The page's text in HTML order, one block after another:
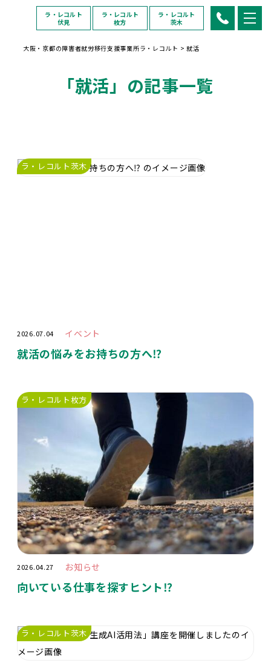
ラ・レコルト
伏見
ラ・レコルト
枚方
ラ・レコルト
茨木
大阪・京都の障害者就労移行支援事業所ラ・レコルト > 就活
「就活」の記事一覧
ラ・レコルト茨木
2026.07.04 イベント
就活の悩みをお持ちの方へ⁉️
ラ・レコルト枚方
2026.04.27 お知らせ
向いている仕事を探すヒント⁉️
ラ・レコルト茨木